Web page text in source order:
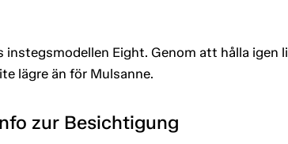
instegsmodellen Eight. Genom att hålla igen
lägre än för Mulsanne.
zur Besichtigung